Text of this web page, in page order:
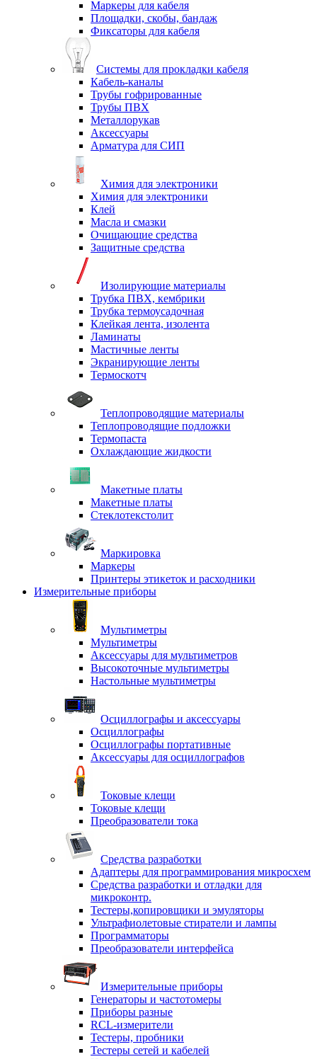
Маркеры для кабеля
Площадки, скобы, бандаж
Фиксаторы для кабеля
Системы для прокладки кабеля
Кабель-каналы
Трубы гофрированные
Трубы ПВХ
Металлорукав
Аксессуары
Арматура для СИП
Химия для электроники
Химия для электроники
Клей
Масла и смазки
Очищающие средства
Защитные средства
Изолирующие материалы
Трубка ПВХ, кембрики
Трубка термоусадочная
Клейкая лента, изолента
Ламинаты
Мастичные ленты
Экранирующие ленты
Термоскотч
Теплопроводящие материалы
Теплопроводящие подложки
Термопаста
Охлаждающие жидкости
Макетные платы
Макетные платы
Стеклотекстолит
Маркировка
Маркеры
Принтеры этикеток и расходники
Измерительные приборы
Мультиметры
Мультиметры
Аксессуары для мультиметров
Высокоточные мультиметры
Настольные мультиметры
Осциллографы и аксессуары
Осциллографы
Осциллографы портативные
Аксессуары для осциллографов
Токовые клещи
Токовые клещи
Преобразователи тока
Средства разработки
Адаптеры для программирования микросхем
Средства разработки и отладки для
микроконтр.
Тестеры,копировщики и эмуляторы
Ультрафиолетовые стиратели и лампы
Программаторы
Преобразователи интерфейса
Измерительные приборы
Генераторы и частотомеры
Приборы разные
RCL-измерители
Тестеры, пробники
Тестеры сетей и кабелей